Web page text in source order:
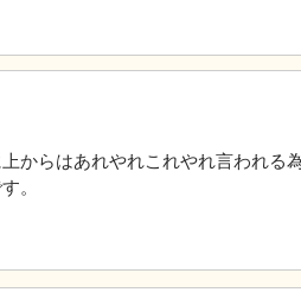
からはあれやれこれやれ言われる
。